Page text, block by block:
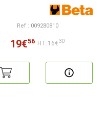
Ref : 009280810
19€56 HT:16€30